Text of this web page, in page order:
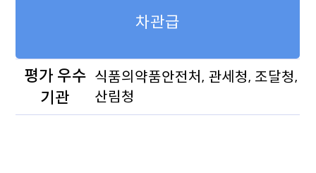
차관급
평가 우수
기관
식품의약품안전처, 관세청, 조달청,
산림청